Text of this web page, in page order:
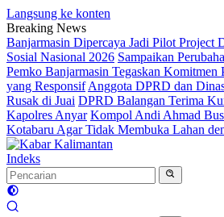
Langsung ke konten
Breaking News
Banjarmasin Dipercaya Jadi Pilot Project
Sosial Nasional 2026 Sampaikan
Pemko Banjarmasin Tegaskan Komitmen
yang Responsif Anggota DPRD dan
Rusak di Juai DPRD Balangan Terima
Kapolres Anyar Kompol Andi Ahmad
Kotabaru Agar Tidak Membuka Lahan
Indeks